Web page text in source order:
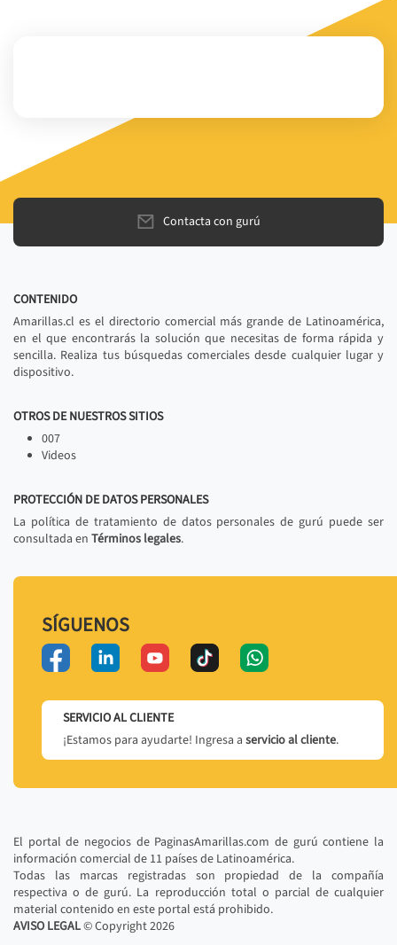
Contacta con gurú
CONTENIDO
Amarillas.cl es el directorio comercial más grande de Latinoamérica,
en el que encontrarás la solución que necesitas de forma rápida y
sencilla. Realiza tus búsquedas comerciales desde cualquier lugar y
dispositivo.
OTROS DE NUESTROS SITIOS
007
Videos
PROTECCIÓN DE DATOS PERSONALES
La política de tratamiento de datos personales de gurú puede ser
consultada en Términos legales.
SÍGUENOS
SERVICIO AL CLIENTE
¡Estamos para ayudarte! Ingresa a servicio al cliente.
El portal de negocios de PaginasAmarillas.com de gurú contiene la
información comercial de 11 países de Latinoamérica.
Todas las marcas registradas son propiedad de la compañía
respectiva o de gurú. La reproducción total o parcial de cualquier
material contenido en este portal está prohibido.
AVISO LEGAL© Copyright2026